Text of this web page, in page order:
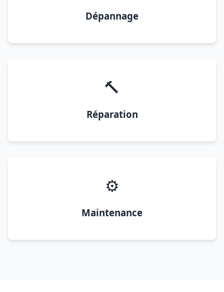
Dépannage
🔨
Réparation
⚙️
Maintenance